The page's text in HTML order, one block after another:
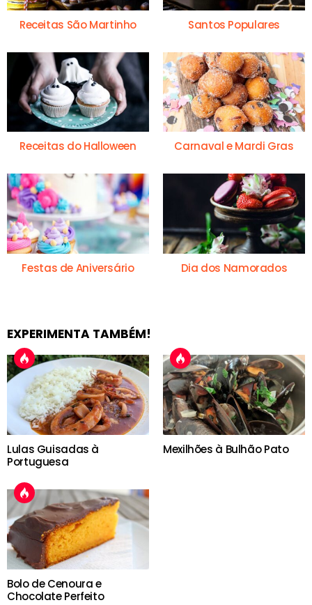
Receitas São Martinho Santos Populares
Receitas do Halloween Carnaval e Mardi Gras
Festas de Aniversário Dia dos Namorados
EXPERIMENTA TAMBÉM!
Lulas Guisadas à
Portuguesa
Mexilhões à Bulhão Pato
Bolo de Cenoura e
Chocolate Perfeito